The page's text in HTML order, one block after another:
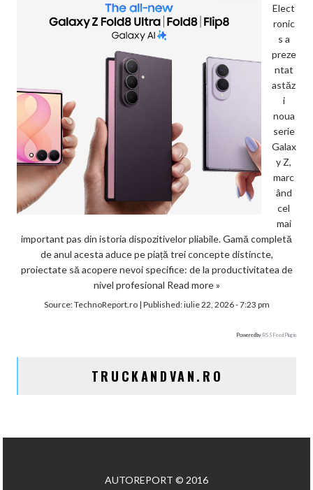
Elect
ronic
s a
preze
ntat
astăz
i
noua
serie
Galax
y Z,
marc
ând
cel
mai
important pas din istoria dispozitivelor pliabile. Gamă completă
de anul acesta aduce pe piață trei concepte distincte,
proiectate să acopere nevoi specifice: de la productivitatea de
nivel profesional Read more »
Source:TechnoReport.ro| Published:iulie 22, 2026 - 7:23 pm
Powered by RSS Feed Plugin
TRUCKANDVAN.RO
AUTOREPORT © 2016